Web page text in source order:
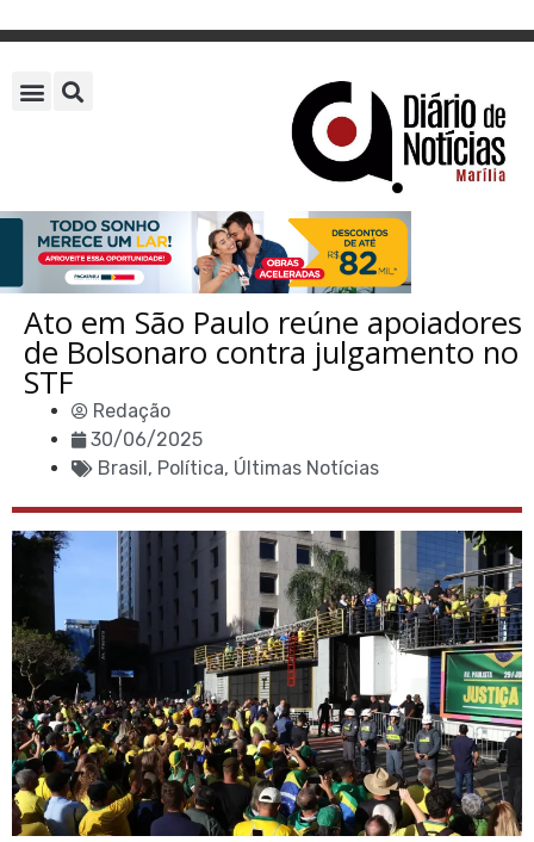
Ato em São Paulo reúne apoiadores
de Bolsonaro contra julgamento no
STF
Redação
30/06/2025
Brasil, Política, Últimas Notícias